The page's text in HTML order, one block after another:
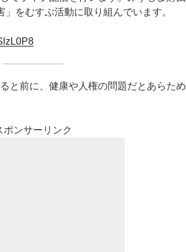
をむすぶ活動に取り組んでいます。
と前に、健康や人権の問題だとあらため
ポンサーリンク